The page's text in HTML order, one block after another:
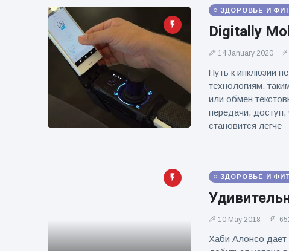
ЗДОРОВЬЕ И
Digitally
14 January 2020
Путь к инклюзии
технологиям,
или обмен
передачи,
становится легче
ЗДОРОВЬЕ И
10 May 2018
Хаби Алонсо